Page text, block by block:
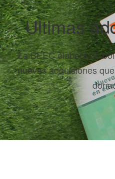
Ultimas
La BEEC elabora un
nuevas adquisiones